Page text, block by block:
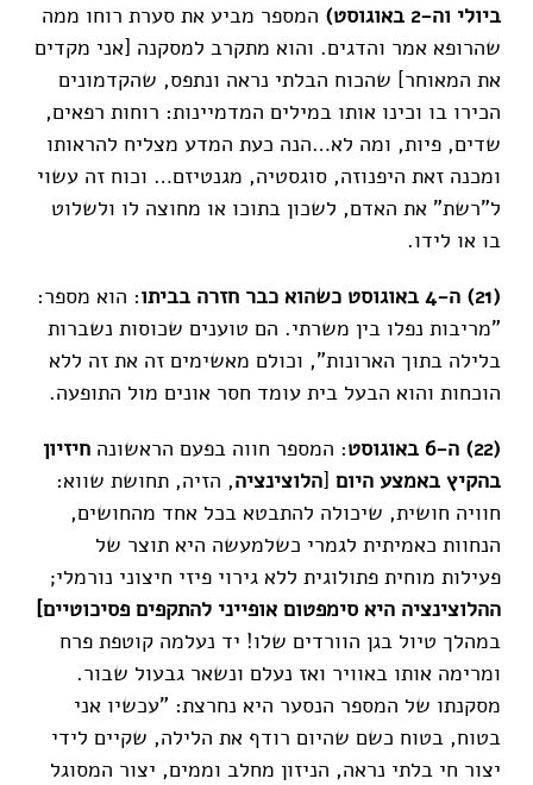
ביולי וה-2 באוגוסט)
המספר מביע את סערת רוחו ממה
שהרופא אמר והדגים. והוא מתקרב למסקנה [אני מקדים
את המאוחר] שהכוח הבלתי נראה ונתפס, שהקדמונים
הכירו בו וכינו אותו במילים המדמיינות: רוחות רפאים,
שדים, פיות, ומה לא…הנה כעת המדע מצליח להראותו
ומכנה זאת היפנוזה, סוגסטיה, מגנטיזם… וכוח זה עשוי
ל"רשת" את האדם, לשכון בתוכו או מחוצה לו ולשלוט
בו או לידו.
(21) ה-4 באוגוסט כשהוא כבר חזרה בביתו
: הוא מספר:
"מריבות נפלו בין משרתי. הם טוענים שכוסות נשברות
בלילה בתוך הארונות", וכולם מאשימים זה את זה ללא
הוכחות והוא הבעל בית עומד חסר אונים מול התופעה.
(22) ה-6 באוגוסט
: המספר חווה בפעם הראשונה חיזיון
בהקיץ באמצע היום [הלוצינציה, הזיה, תחושת שווא:
חוויה חושית, שיכולה להתבטא בכל אחד מהחושים,
הנחוות כאמיתית לגמרי כשלמעשה היא תוצר של
פעילות מוחית פתולוגית ללא גירוי פיזי חיצוני נורמלי;
ההלוצינציה היא סימפטום אופייני להתקפים פסיכוטיים]
במהלך טיול בגן הוורדים שלו! יד נעלמה קוטפת פרח
ומרימה אותו באוויר ואז נעלם ונשאר גבעול שבור.
מסקנתו של המספר הנסער היא נחרצת: "עכשיו אני
בטוח, בטוח כשם שהיום רודף את הלילה, שקיים לידי
יצור חי בלתי נראה, הניזון מחלב וממים, יצור המסוגל